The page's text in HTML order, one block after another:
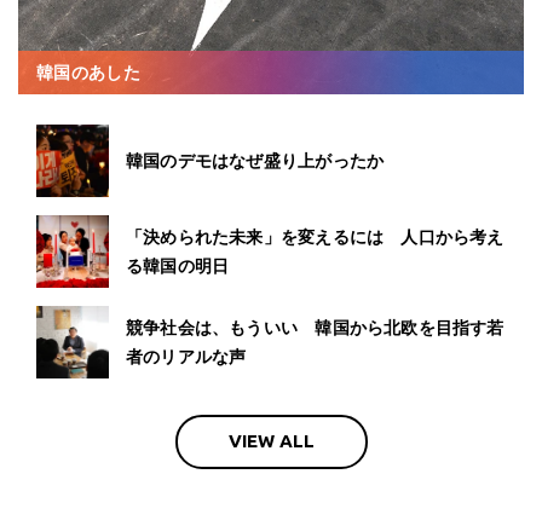
韓国のあした
韓国のデモはなぜ盛り上がったか
「決められた未来」を変えるには 人口から考え
る韓国の明日
競争社会は、もういい 韓国から北欧を目指す若
者のリアルな声
VIEW ALL